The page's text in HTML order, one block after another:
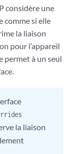
considère une
comme si elle
la liaison
pour l’appareil
permet à un seul
la liaison